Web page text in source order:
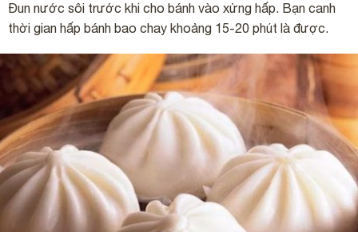
Đun nước sôi trước khi cho bánh vào xửng hấp. Bạn canh
thời gian hấp bánh bao chay khoảng 15-20 phút là được.